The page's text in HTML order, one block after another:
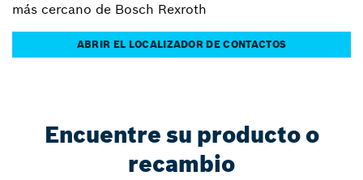
más cercano de Bosch Rexroth
ABRIR EL LOCALIZADOR DE CONTACTOS
Encuentre su producto o
recambio